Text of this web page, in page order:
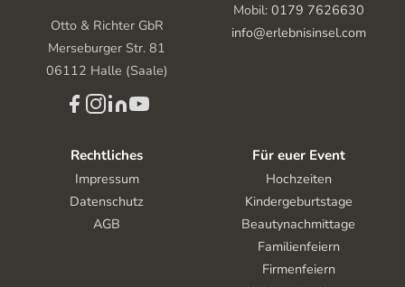
Otto & Richter GbR
Merseburger Str. 81
06112 Halle (Saale)
Mobil: 0179 7626630
info@erlebnisinsel.com
Rechtliches
Impressum
Datenschutz
AGB
Für euer Event
Hochzeiten
Kindergeburtstage
Beautynachmittage
Familienfeiern
Firmenfeiern